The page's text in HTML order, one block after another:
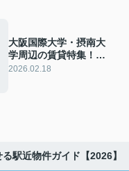
大阪国際大学・摂南大
学周辺の賃貸特集！学
生の一人暮らしにおす
2026.02.18
駅近物件ガイド【2026】